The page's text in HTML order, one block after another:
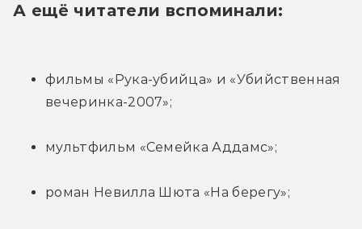
А ещё читатели вспоминали:
фильмы «Рука-убийца» и «Убийственная
вечеринка-2007»;
мультфильм «Семейка Аддамс»;
роман Невилла Шюта «На берегу»;